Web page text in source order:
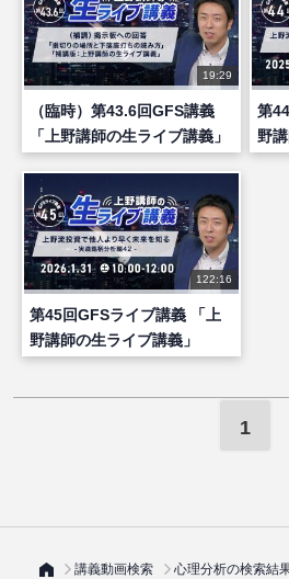
19:29
（臨時）第43.6回GFS講義
「上野講師の生ライブ講義」
第
野
122:16
第45回GFSライブ講義 「上
野講師の生ライブ講義」
1
講義動画検索 心理分析の検索結